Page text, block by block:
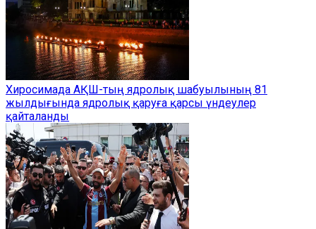
Хиросимада АҚШ-тың ядролық шабуылының 81
жылдығында ядролық қаруға қарсы үндеулер
қайталанды